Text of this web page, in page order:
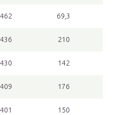
69,3
210
142
176
150